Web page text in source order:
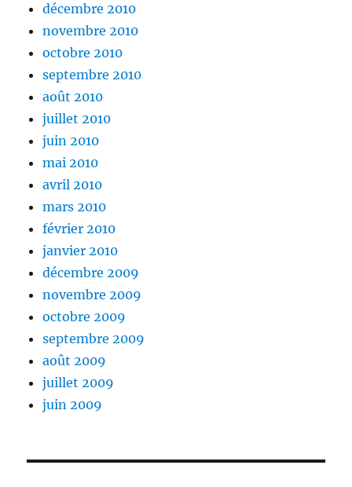
décembre 2010
novembre 2010
octobre 2010
septembre 2010
août 2010
juillet 2010
juin 2010
mai 2010
avril 2010
mars 2010
février 2010
janvier 2010
décembre 2009
novembre 2009
octobre 2009
septembre 2009
août 2009
juillet 2009
juin 2009